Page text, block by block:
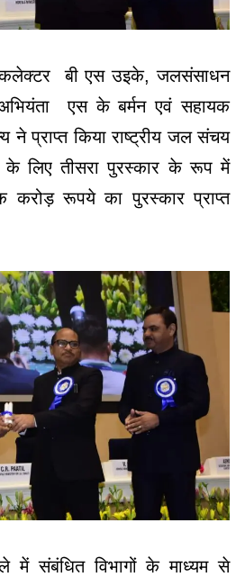
बी एस उइके, जलसंसाधन
अभियंता एस के बर्मन एवं सहायक
ने प्राप्त किया राष्ट्रीय जल संचय
के लिए तीसरा पुरस्कार के रूप में
करोड़ रूपये का पुरस्कार प्राप्त
में संबंधित विभागों के माध्यम से